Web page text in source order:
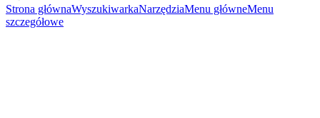
Strona głównaWyszukiwarkaNarzędziaMenu główneMenu
szczegółowe